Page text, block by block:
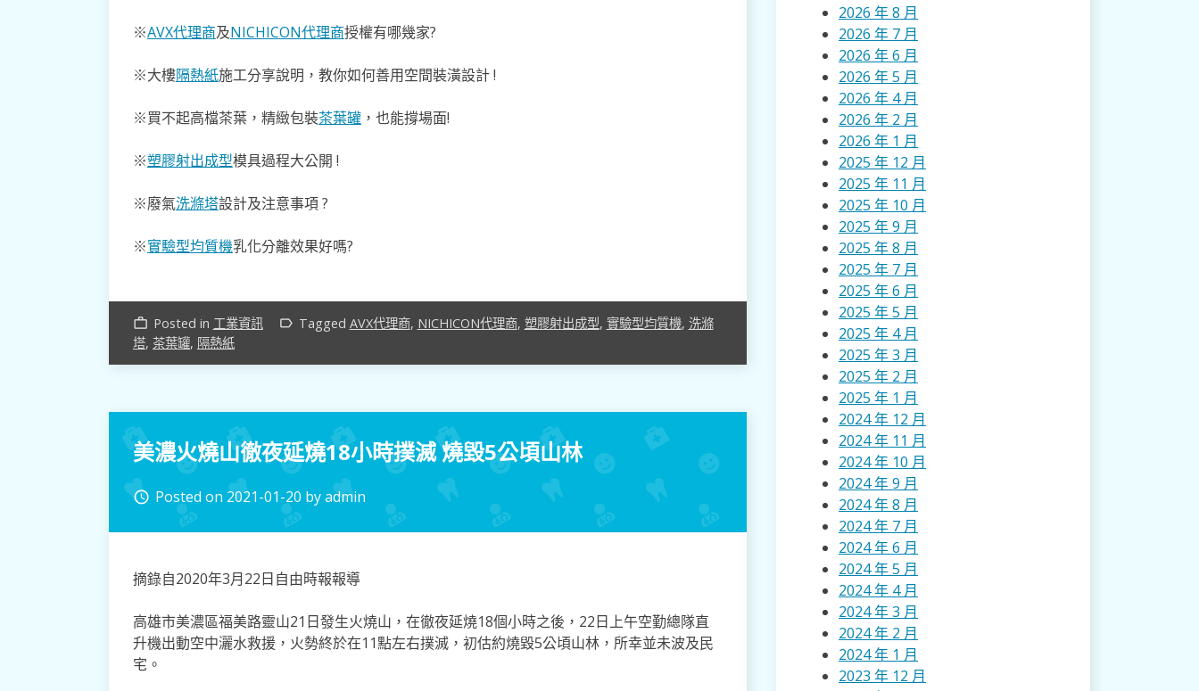
※AVX代理商及NICHICON代理商授權有哪幾家?
※大樓隔熱紙施工分享說明，教你如何善用空間裝潢設計 !
※買不起高檔茶葉，精緻包裝茶葉罐，也能撐場面!
※塑膠射出成型模具過程大公開 !
※廢氣洗滌塔設計及注意事項 ?
※實驗型均質機乳化分離效果好嗎?
work_outline Posted in 工業資訊 label_outline Tagged AVX代理商, NICHICON代理商, 塑膠射出成型, 實驗型均質機, 洗滌
塔, 茶葉罐, 隔熱紙
美濃火燒山徹夜延燒18小時撲滅 燒毀5公頃山林
access_time Posted on 2021-01-20 byadmin
摘錄自2020年3月22日自由時報報導
高雄市美濃區福美路靈山21日發生火燒山，在徹夜延燒18個小時之後，22日上午空勤總隊直
升機出動空中灑水救援，火勢終於在11點左右撲滅，初估約燒毀5公頃山林，所幸並未波及民
宅。
2026 年 8 月
2026 年 7 月
2026 年 6 月
2026 年 5 月
2026 年 4 月
2026 年 2 月
2026 年 1 月
2025 年 12 月
2025 年 11 月
2025 年 10 月
2025 年 9 月
2025 年 8 月
2025 年 7 月
2025 年 6 月
2025 年 5 月
2025 年 4 月
2025 年 3 月
2025 年 2 月
2025 年 1 月
2024 年 12 月
2024 年 11 月
2024 年 10 月
2024 年 9 月
2024 年 8 月
2024 年 7 月
2024 年 6 月
2024 年 5 月
2024 年 4 月
2024 年 3 月
2024 年 2 月
2024 年 1 月
2023 年 12 月